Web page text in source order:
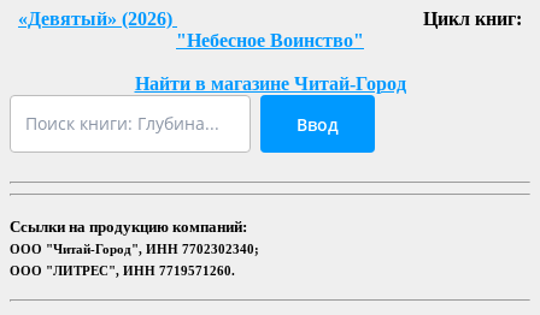
«Девятый» (2026)
Цикл книг:
"Небесное Воинство"
Найти в магазине Читай-Город
Ввод
Ссылки на продукцию компаний:
ООО "Читай-Город", ИНН 7702302340;
ООО "ЛИТРЕС", ИНН 7719571260.